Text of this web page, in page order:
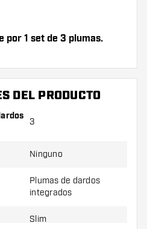
por 1 set de 3 plumas.
DEL PRODUCTO
3
Ninguno
Plumas de dardos
integrados
Slim